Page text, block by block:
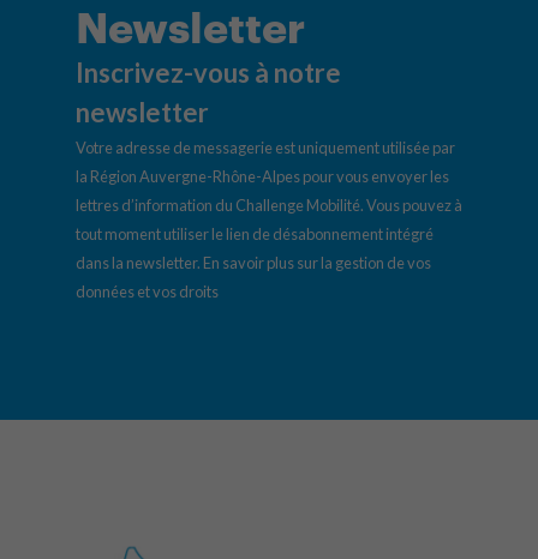
Newsletter
Inscrivez-vous à notre
newsletter
Votre adresse de messagerie est uniquement utilisée par
la Région Auvergne-Rhône-Alpes pour vous envoyer les
lettres d’information du Challenge Mobilité. Vous pouvez à
tout moment utiliser le lien de désabonnement intégré
dans la newsletter. En savoir plus sur la gestion de vos
données et vos droits